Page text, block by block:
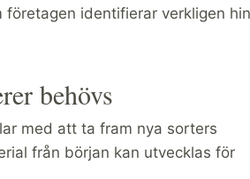
identifierar verkligen
behövs
med att ta fram nya sorters
från början kan utvecklas för